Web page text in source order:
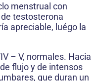
menstrual con
testosterona
apreciable, luégo la
– V, normales. Hacia
flujo y de intensos
que duran un